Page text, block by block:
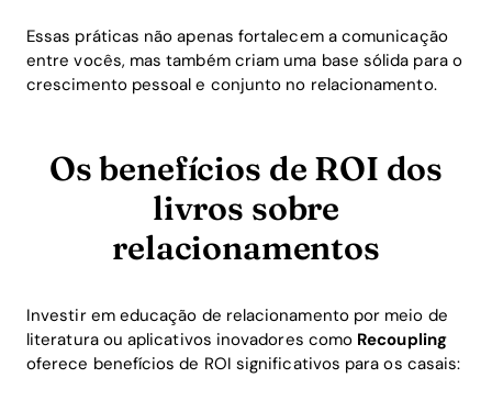
Essas práticas não apenas fortalecem a comunicação
entre vocês, mas também criam uma base sólida para o
crescimento pessoal e conjunto no relacionamento.
Os benefícios de ROI dos
livros sobre
relacionamentos
Investir em educação de relacionamento por meio de
literatura ou aplicativos inovadores como Recoupling
oferece benefícios de ROI significativos para os casais: